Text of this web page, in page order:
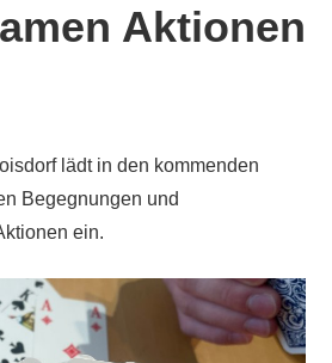
Aktionen
lädt in den kommenden
Begegnungen und
ein.